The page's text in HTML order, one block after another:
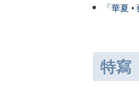
「華夏
特寫